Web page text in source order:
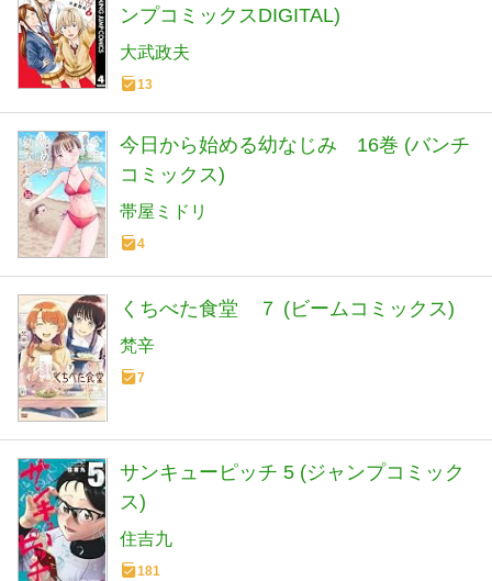
ンプコミックスDIGITAL)
大武政夫
13
今日から始める幼なじみ 16巻 (バンチ
コミックス)
帯屋ミドリ
4
くちべた食堂 ７ (ビームコミックス)
梵辛
7
サンキューピッチ 5 (ジャンプコミック
ス)
住吉九
181